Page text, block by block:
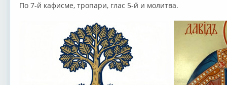
По 7-й кафисме, тропари, глас 5-й и молитва.